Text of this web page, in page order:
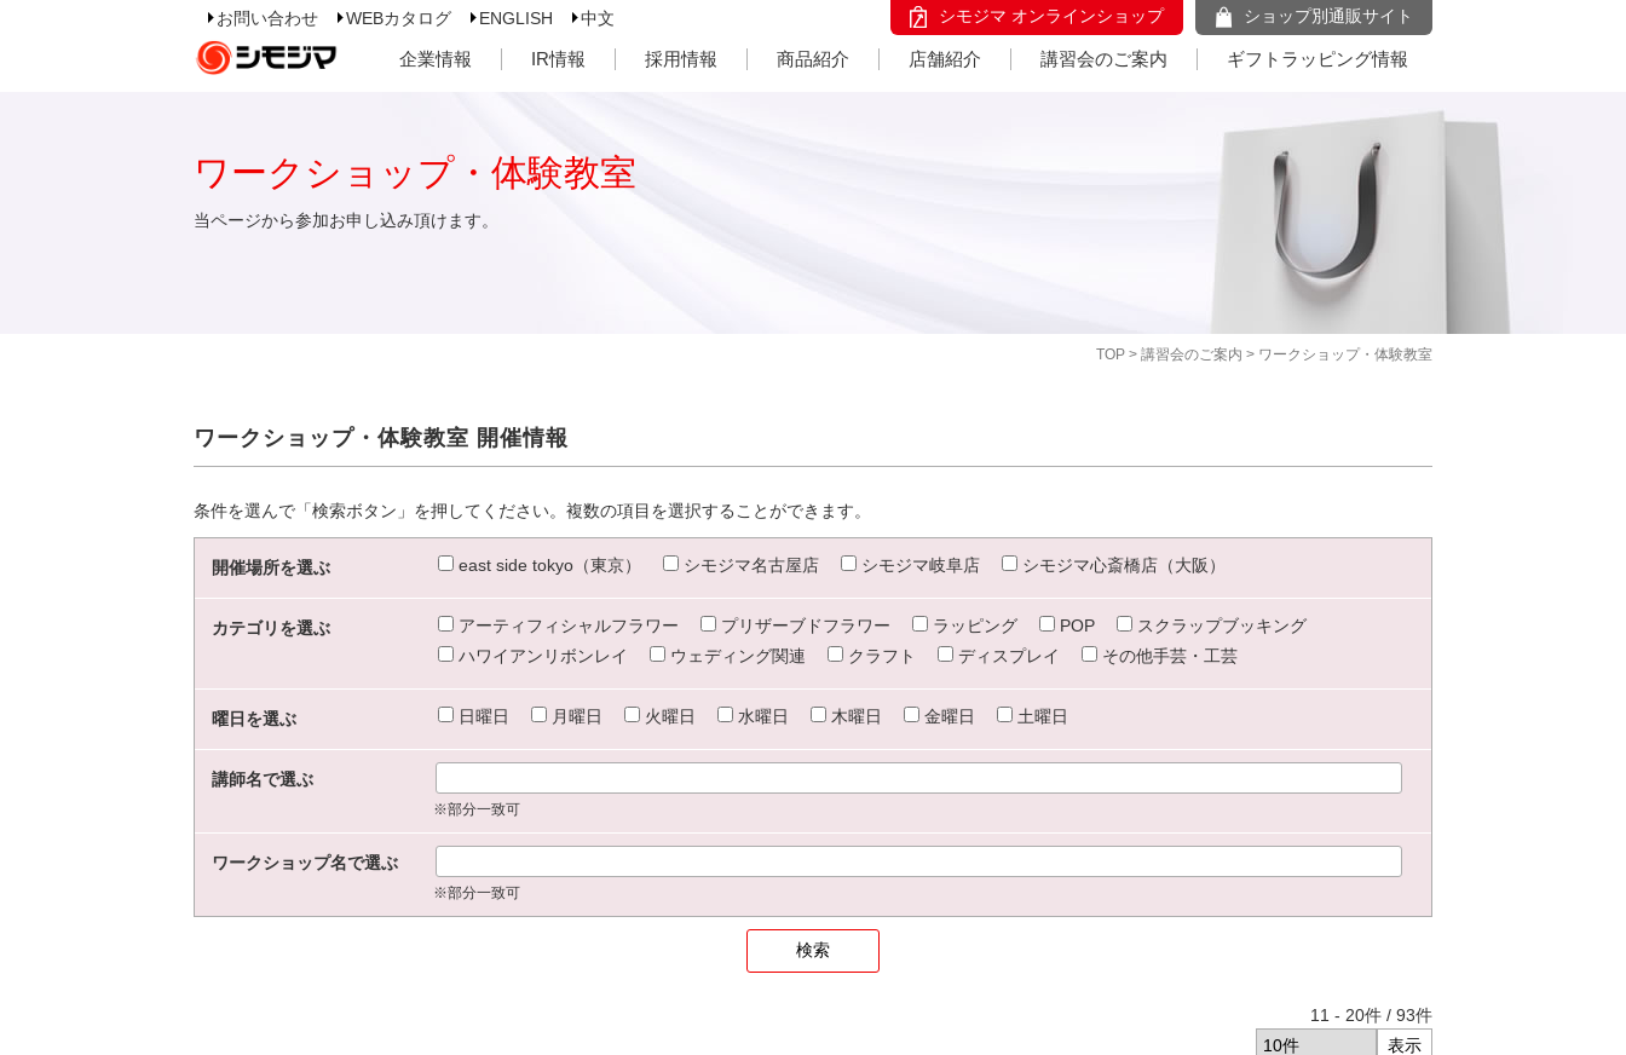
お問い合わせ WEBカタログ ENGLISH 中文 シモジマ オンラインショップ ショップ別通販サイト
企業情報 IR情報 採用情報 商品紹介 店舗紹介 講習会のご案内 ギフトラッピング情報
TOP > 講習会のご案内 > ワークショップ・体験教室
ワークショップ・体験教室
当ページから参加お申し込み頂けます。
ワークショップ・体験教室 開催情報
条件を選んで「検索ボタン」を押してください。複数の項目を選択することができます。
開催場所を選ぶ east side tokyo（東京） シモジマ名古屋店 シモジマ岐阜店 シモジマ心斎橋店（大阪）
カテゴリを選ぶ アーティフィシャルフラワー プリザーブドフラワー ラッピング POP
スクラップブッキング
ハワイアンリボンレイ
ウェディング関連 クラフト ディスプレイ その他手芸・工芸
曜日を選ぶ 日曜日 月曜日 火曜日 水曜日 木曜日 金曜日 土曜日
講師名で選ぶ
※部分一致可
ワークショップ名で選ぶ
※部分一致可
11 - 20件 / 93件